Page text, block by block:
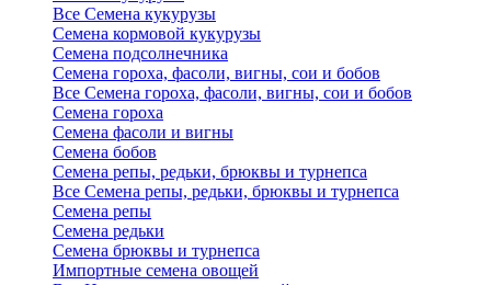
Все Семена кукурузы
Семена кормовой кукурузы
Семена подсолнечника
Семена гороха, фасоли, вигны, сои и бобов
Все Семена гороха, фасоли, вигны, сои и бобов
Семена гороха
Семена фасоли и вигны
Семена бобов
Семена репы, редьки, брюквы и турнепса
Все Семена репы, редьки, брюквы и турнепса
Семена репы
Семена редьки
Семена брюквы и турнепса
Импортные семена овощей